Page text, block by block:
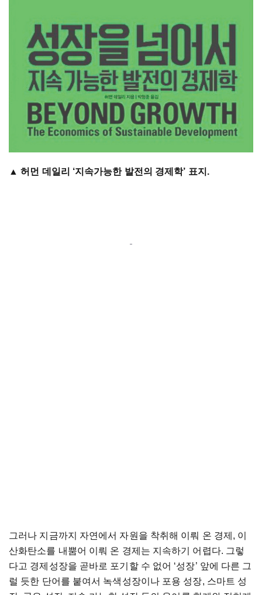
▲ 허먼 데일리 ‘지속가능한 발전의 경제학’ 표지.
그러나 지금까지 자연에서 자원을 착취해 이뤄 온 경제, 이
산화탄소를 내뿜어 이뤄 온 경제는 지속하기 어렵다. 그렇
다고 경제성장을 곧바로 포기할 수 없어 ‘성장’ 앞에 다른 그
럴 듯한 단어를 붙여서 녹색성장이나 포용 성장, 스마트 성